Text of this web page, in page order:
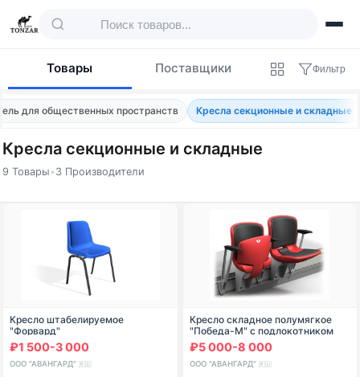
Товары Поставщики Фильтр
для общественных пространств Кресла секционные и складные
Кресла секционные и складные
9 Товары •3 Производители
Товары — Кресла секционные и
Кресло штабелируемое
"Форвард"
₽1 500-3 000
ООО "АВАНГАРД" 🇷🇺
Кресло складное полумягкое
"Победа-М" с подлокотником
₽5 000-8 000
ООО "АВАНГАРД" 🇷🇺